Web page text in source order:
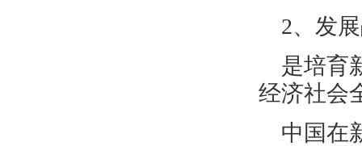
2、发
是培育
经济社会
中国在